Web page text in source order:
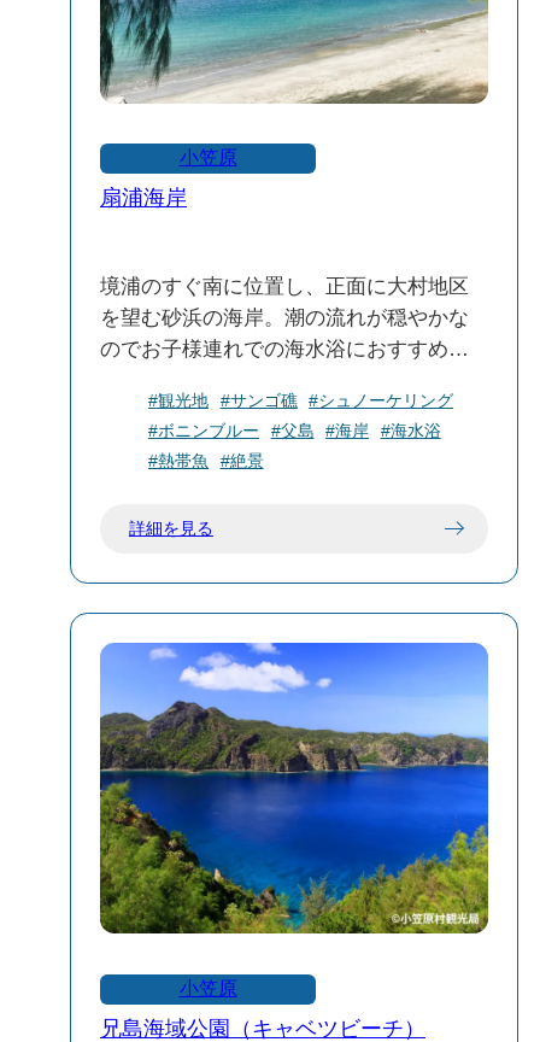
小笠原
扇浦海岸
境浦のすぐ南に位置し、正面に大村地区
を望む砂浜の海岸。潮の流れが穏やかな
のでお子様連れでの海水浴におすすめ。
休憩所がある。
#観光地 #サンゴ礁 #シュノーケリング
#ボニンブルー
#父島 #海岸
#海水浴
#熱帯魚
#絶景
詳細を見る
小笠原
兄島海域公園（キャベツビーチ）